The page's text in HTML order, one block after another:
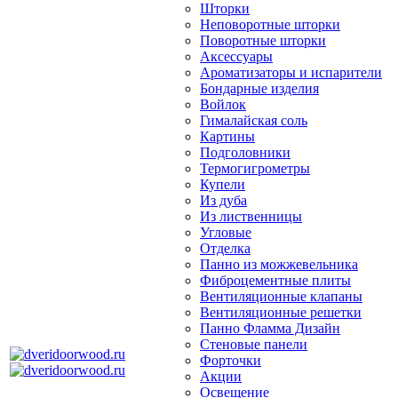
Шторки
Неповоротные шторки
Поворотные шторки
Аксессуары
Ароматизаторы и испарители
Бондарные изделия
Войлок
Гималайская соль
Картины
Подголовники
Термогигрометры
Купели
Из дуба
Из лиственницы
Угловые
Отделка
Панно из можжевельника
Фиброцементные плиты
Вентиляционные клапаны
Вентиляционные решетки
Панно Фламма Дизайн
Стеновые панели
Форточки
Акции
Освещение